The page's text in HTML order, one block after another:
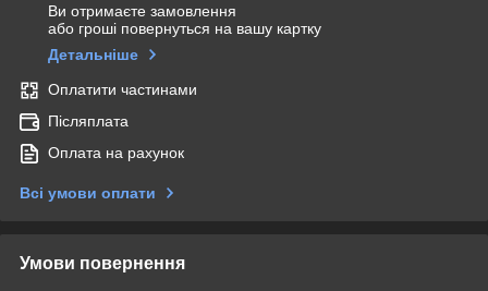
Ви отримаєте замовлення
або гроші повернуться на вашу картку
Детальніше
Оплатити частинами
Післяплата
Оплата на рахунок
Всі умови оплати
Умови повернення